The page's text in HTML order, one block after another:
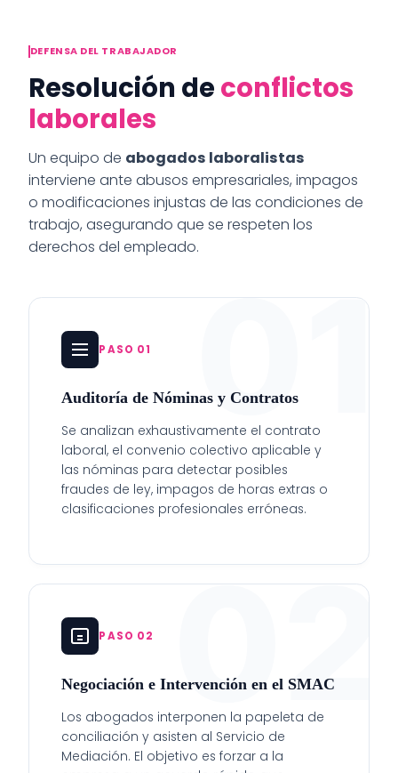
DEFENSA DEL TRABAJADOR
Resolución deconflictos
laborales
Un equipo de abogados laboralistas
interviene ante abusos empresariales, impagos
o modificaciones injustas de las condiciones de
trabajo, asegurando que se respeten los
derechos del empleado.
01
PASO 01
Auditoría de Nóminas y Contratos
Se analizan exhaustivamente el contrato
laboral, el convenio colectivo aplicable y
las nóminas para detectar posibles
fraudes de ley, impagos de horas extras o
clasificaciones profesionales erróneas.
02
PASO 02
Negociación e Intervención en el SMAC
Los abogados interponen la papeleta de
conciliación y asisten al Servicio de
Mediación. El objetivo es forzar a la